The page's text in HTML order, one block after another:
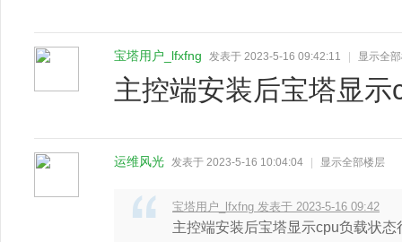
宝塔用户_lfxfng 发表于 2023-5-16 09:42:11 显示全
主控端安装后宝塔显
运维风光 发表于 2023-5-16 10:04:04 显示全部楼层
宝塔用户_lfxfng 发表于 2023-5-16 09:42
主控端安装后宝塔显示cpu负载状态